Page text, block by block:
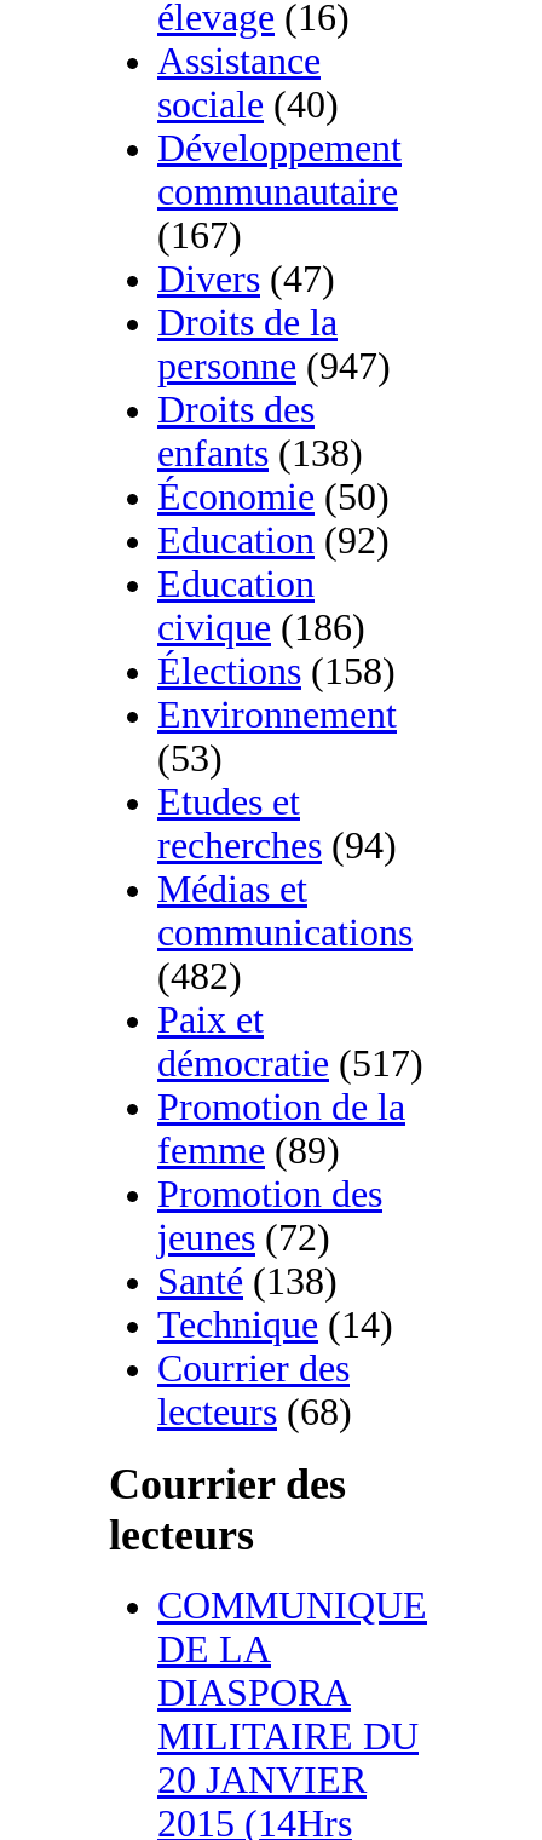
élevage (16)
Assistance
sociale (40)
Développement
communautaire
(167)
Divers (47)
Droits de la
personne (947)
Droits des
enfants (138)
Économie (50)
Education (92)
Education
civique (186)
Élections (158)
Environnement
(53)
Etudes et
recherches (94)
Médias et
communications
(482)
Paix et
démocratie (517)
Promotion de la
femme (89)
Promotion des
jeunes (72)
Santé (138)
Technique (14)
Courrier des
lecteurs (68)
Courrier des
lecteurs
COMMUNIQUE
DE LA
DIASPORA
MILITAIRE DU
20 JANVIER
2015 (14Hrs